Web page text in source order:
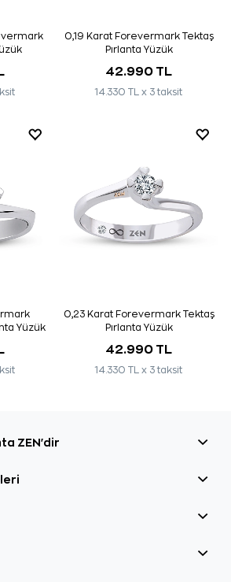
0,19 Karat Forevermark Tektaş
Pırlanta Yüzük
42.990 TL
14.330 TL x 3 taksit
Yüzük
0,23 Karat Forevermark Tektaş
Pırlanta Yüzük
42.990 TL
14.330 TL x 3 taksit
ZEN'dir